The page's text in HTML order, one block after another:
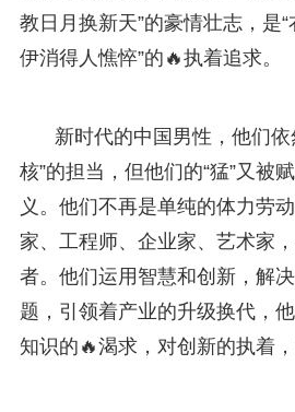
教日月换新天”的豪情壮志，是
伊消得人憔悴”的🔥执着追求。
新时代的中国男性，他们依
核”的担当，但他们的“猛”又被
义。他们不再是单纯的体力劳
家、工程师、企业家、艺术家
者。他们运用智慧和创新，解
题，引领着产业的升级换代，
知识的🔥渴求，对创新的执着，